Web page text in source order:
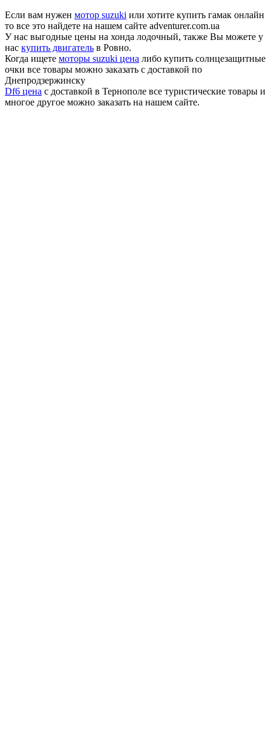
Если вам нужен мотор suzuki или хотите купить гамак онлайн
то все это найдете на нашем сайте adventurer.com.ua
У нас выгодные цены на хонда лодочный, также Вы можете у
нас купить двигатель в Ровно.
Когда ищете моторы suzuki цена либо купить солнцезащитные
очки все товары можно заказать с доставкой по
Днепродзержинску
Df6 цена с доставкой в Тернополе все туристические товары и
многое другое можно заказать на нашем сайте.